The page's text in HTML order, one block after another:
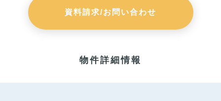
資料請求/お問い合わせ
物件詳細情報